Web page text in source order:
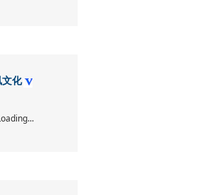
文化